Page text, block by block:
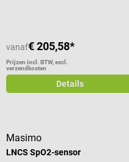
vanaf€ 205,58*
Prijzen incl. BTW, excl.
verzendkosten
Details
Masimo
LNCS SpO2-sensor